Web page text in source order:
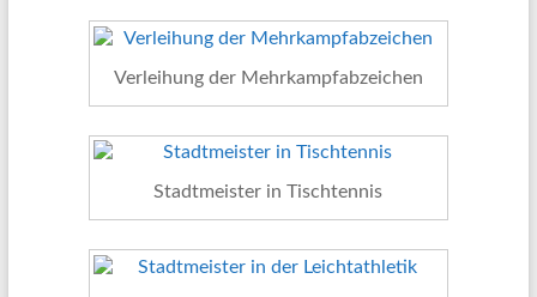
Verleihung der Mehrkampfabzeichen
Stadtmeister in Tischtennis